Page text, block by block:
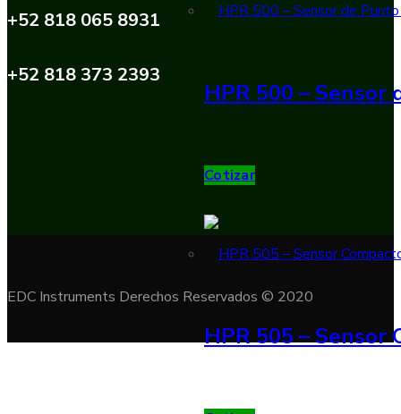
HPR 500 –
Cotizar
HPR 505 – Sensor
+52 818 065 8931
+52 818 373 2393
EDC Instruments Derechos Reservados © 2020